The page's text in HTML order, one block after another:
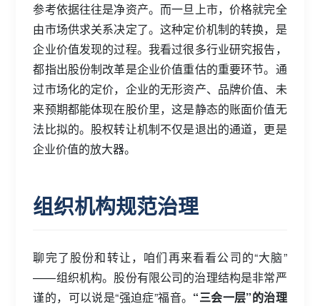
参考依据往往是净资产。而一旦上市，价格就完全
由市场供求关系决定了。这种定价机制的转换，是
企业价值发现的过程。我看过很多行业研究报告，
都指出股份制改革是企业价值重估的重要环节。通
过市场化的定价，企业的无形资产、品牌价值、未
来预期都能体现在股价里，这是静态的账面价值无
法比拟的。股权转让机制不仅是退出的通道，更是
企业价值的放大器。
组织机构规范治理
聊完了股份和转让，咱们再来看看公司的“大脑”
——组织机构。股份有限公司的治理结构是非常严
谨的，可以说是“强迫症”福音。 “三会一层”的治理